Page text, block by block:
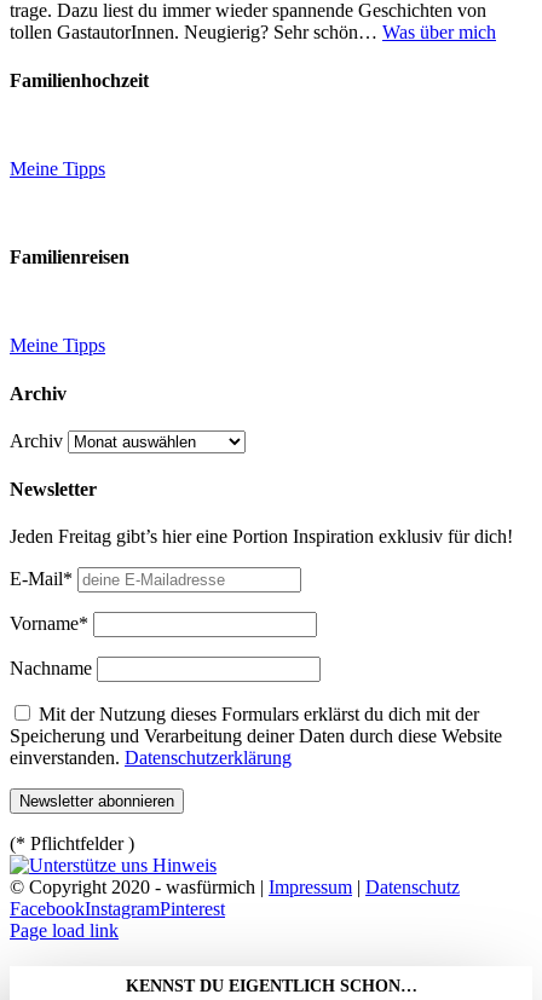
trage. Dazu liest du immer wieder spannende Geschichten von
tollen GastautorInnen. Neugierig? Sehr schön… Was über mich
Familienhochzeit
Meine Tipps
Familienreisen
Meine Tipps
Archiv
Archiv
Newsletter
Jeden Freitag gibt’s hier eine Portion Inspiration exklusiv für dich!
E-Mail*
Vorname*
Nachname
Mit der Nutzung dieses Formulars erklärst du dich mit der
Speicherung und Verarbeitung deiner Daten durch diese Website
einverstanden. Datenschutzerklärung
(* Pflichtfelder )
© Copyright 2020 - wasfürmich | Impressum | Datenschutz
FacebookInstagramPinterest
Page load link
KENNST DU EIGENTLICH SCHON…